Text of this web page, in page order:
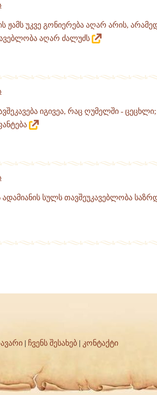
ჟამს უკვე გონიერება აღარ არის,
აღარ ძალუძს
იგივეა, რაც ღუმელში -
სულს თავშეუკავებლობა
| ჩვენს შესახებ | კონტაქტი